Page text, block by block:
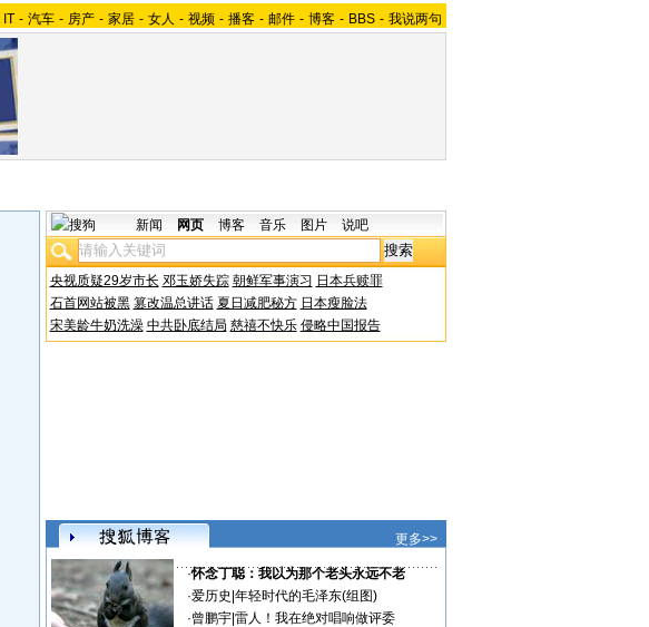
IT - 汽车 - 房产 - 家居 - 女人 - 视频 - 播客 - 邮件 - 博客 - BBS - 我说两句
新闻 网页 博客 音乐 图片 说吧
央视质疑29岁市长 邓玉娇失踪 朝鲜军事演习 日本兵赎罪
石首网站被黑 篡改温总讲话 夏日减肥秘方 日本瘦脸法
宋美龄牛奶洗澡 中共卧底结局 慈禧不快乐 侵略中国报告
更多>>
·怀念丁聪：我以为那个老头永远不老
·爱历史 年轻时代的毛泽东(组图)
·曾鹏宇| 雷人！我在绝对唱响做评委